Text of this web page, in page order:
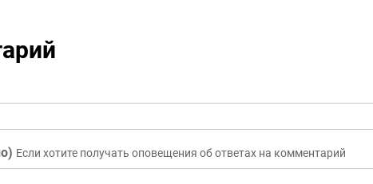
Если хотите получать оповещения об ответах на комментарий